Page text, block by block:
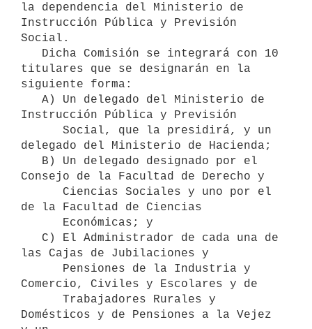
la dependencia del Ministerio de
Instrucción Pública y Previsión
Social.
titulares que se designarán en la
siguiente forma:
Instrucción Pública y Previsión
delegado del Ministerio de Hacienda;
Consejo de la Facultad de Derecho y
de la Facultad de Ciencias
las Cajas de Jubilaciones y
Comercio, Civiles y Escolares y de
Domésticos y de Pensiones a la Vejez